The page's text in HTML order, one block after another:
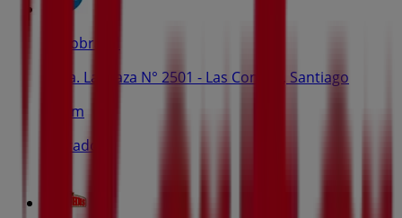
Salcobrand
Avda. La Plaza N° 2501 - Las Condes, Santiago
639 m
Cerrado